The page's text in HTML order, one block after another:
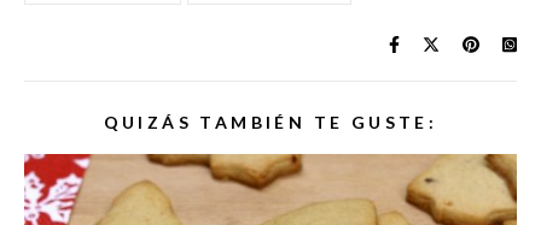
QUIZÁS TAMBIÉN TE GUSTE: